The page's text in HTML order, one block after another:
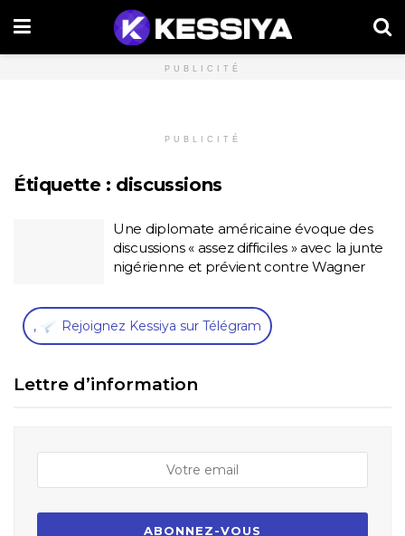
PUBLICITÉ
PUBLICITÉ
Étiquette : discussions
Une diplomate américaine évoque des
discussions « assez difficiles » avec la junte
nigérienne et prévient contre Wagner
, Rejoignez Kessiya sur Télégram
Lettre d’information